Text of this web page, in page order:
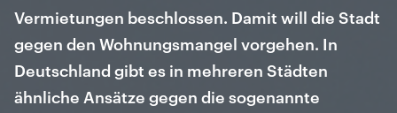
Vermietungen beschlossen. Damit will die Stadt
gegen den Wohnungsmangel vorgehen. In
Deutschland gibt es in mehreren Städten
ähnliche Ansätze gegen die sogenannte